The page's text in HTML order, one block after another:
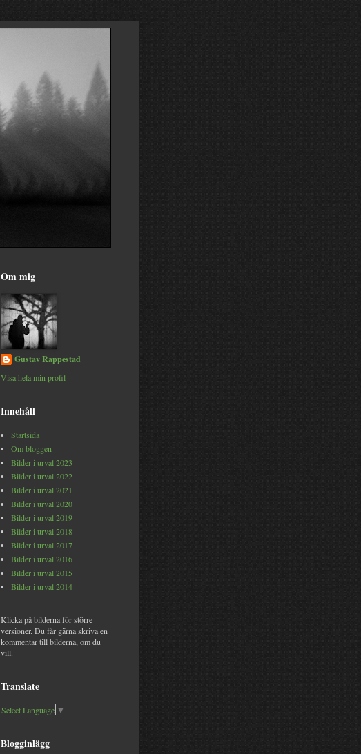
Om mig
Gustav Rappestad
Visa hela min profil
Innehåll
Startsida
Om bloggen
Bilder i urval 2023
Bilder i urval 2022
Bilder i urval 2021
Bilder i urval 2020
Bilder i urval 2019
Bilder i urval 2018
Bilder i urval 2017
Bilder i urval 2016
Bilder i urval 2015
Bilder i urval 2014
Klicka på bilderna för större
versioner. Du får gärna skriva en
kommentar till bilderna, om du
vill.
Translate
Select Language ▼
Blogginlägg